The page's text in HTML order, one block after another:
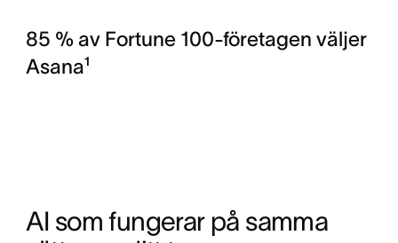
85 % av Fortune 100-företagen väljer
Asana¹
AI som fungerar på samma